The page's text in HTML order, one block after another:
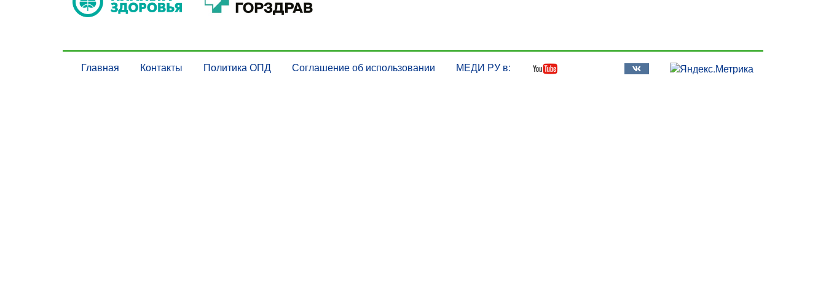
Главная Контакты Политика ОПД Соглашение об использовании МЕДИ РУ в: